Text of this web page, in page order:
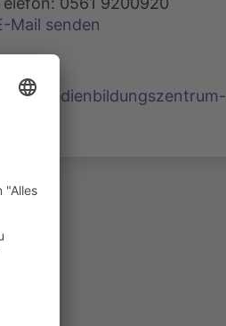
Mail senden
www.medienbildungszentrum-